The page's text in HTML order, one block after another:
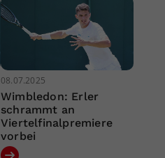
08.07.2025
Wimbledon: Erler
schrammt an
Viertelfinalpremiere
vorbei